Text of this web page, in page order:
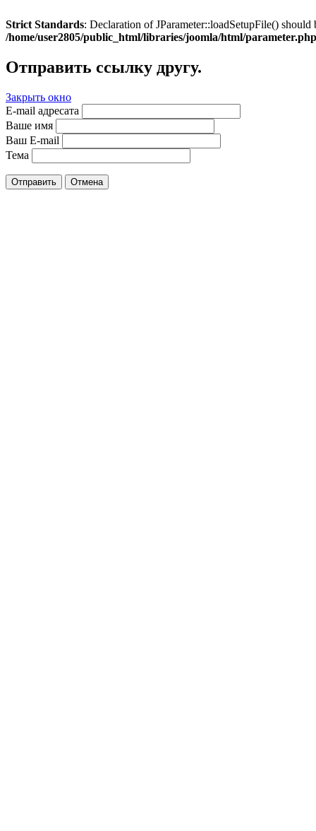
Strict Standards: Declaration of JParameter::loadSetupFile()
/home/user2805/public_html/libraries/joomla/html/parameter.php
Отправить ссылку другу.
Закрыть окно
E-mail адресата
Ваше имя
Ваш E-mail
Тема
Отправить Отмена